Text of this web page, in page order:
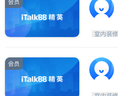
会员
室内装修
会员